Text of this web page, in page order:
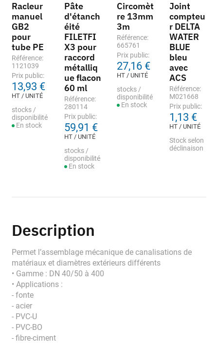
Racleur
manuel
GB2
pour
tube PE
Référence:
1121039
Prix public:
13,93 €
HT / UNITÉ
stocks /
disponibilité
En stock
Pâte
d'étanch
éité
FILETFI
X3 pour
raccord
métalliq
ue flacon
60 ml
Référence:
280114
Prix public:
59,91 €
HT / UNITÉ
stocks /
disponibilité
En stock
Circomèt
re 13mm
3m
Référence:
665761
Prix public:
27,16 €
HT / UNITÉ
stocks /
disponibilité
En stock
Joint
compteu
r DELTA
WATER
BLUE
bleu
avec
ACS
Référence:
M021668
Prix public:
1,13 €
HT / UNITÉ
Stock selon
déclinaison
Description
Permet l’assemblage mécanique de canalisations de
matériaux et diamètres extérieurs différents
• Gamme : DN 40/50 à 400
• Applications :
- fonte
- acier
- PVC-U
- PVC-BO
- fibre-ciment